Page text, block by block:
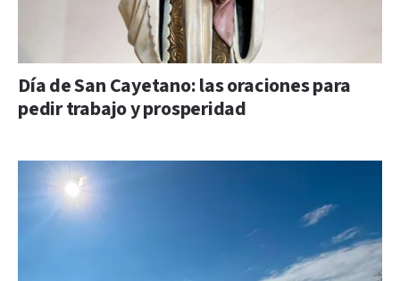
Día de San Cayetano: las oraciones para
pedir trabajo y prosperidad